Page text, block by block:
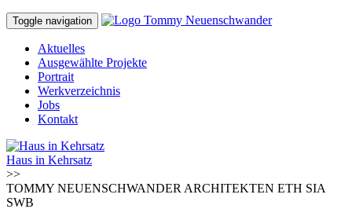
Toggle navigation
Aktuelles
Ausgewählte Projekte
Portrait
Werkverzeichnis
Jobs
Kontakt
Haus in Kehrsatz
>>
TOMMY NEUENSCHWANDER ARCHITEKTEN ETH SIA
SWB